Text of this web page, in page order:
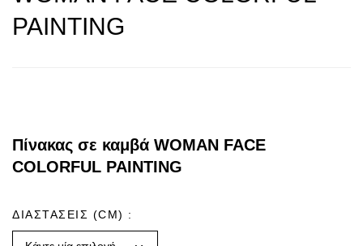
PAINTING
Πίνακας σε καμβά WOMAN FACE
COLORFUL PAINTING
ΔΙΑΣΤΑΣΕΙΣ (CM)